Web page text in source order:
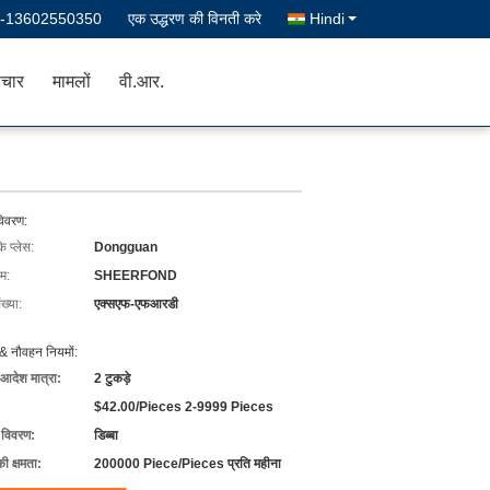
13602550350 एक उद्धरण की विनती करे Hindi
मामलों वी.आर.
के प्लेस:
Dongguan
SHEERFOND
एक्सएफ-एफआरडी
नौवहन नियमों:
मात्रा:
2 टुकड़े
$42.00/Pieces 2-9999 Pieces
डिब्बा
क्षमता:
200000 Piece/Pieces प्रति महीना